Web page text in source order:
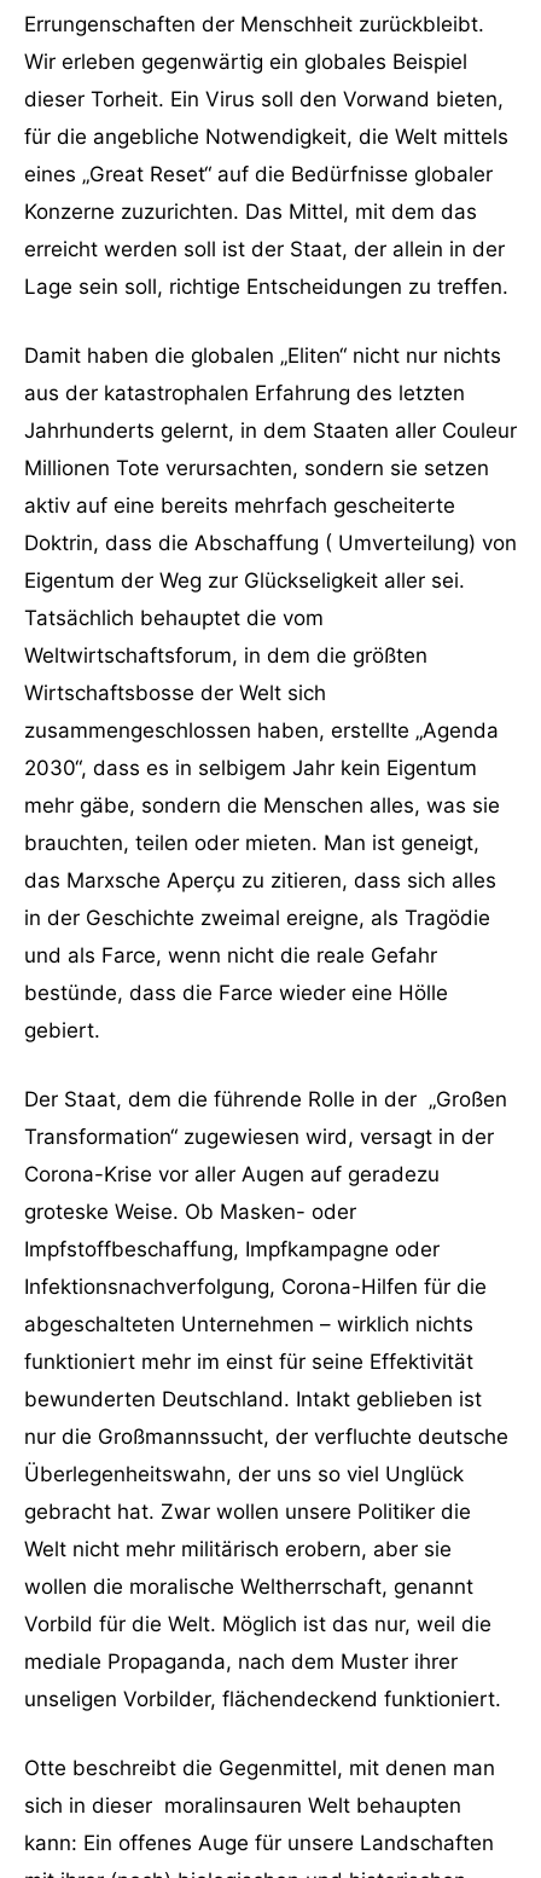
Errungenschaften der Menschheit zurückbleibt.
Wir erleben gegenwärtig ein globales Beispiel
dieser Torheit. Ein Virus soll den Vorwand bieten,
für die angebliche Notwendigkeit, die Welt mittels
eines „Great Reset“ auf die Bedürfnisse globaler
Konzerne zuzurichten. Das Mittel, mit dem das
erreicht werden soll ist der Staat, der allein in der
Lage sein soll, richtige Entscheidungen zu treffen.
Damit haben die globalen „Eliten“ nicht nur nichts
aus der katastrophalen Erfahrung des letzten
Jahrhunderts gelernt, in dem Staaten aller Couleur
Millionen Tote verursachten, sondern sie setzen
aktiv auf eine bereits mehrfach gescheiterte
Doktrin, dass die Abschaffung ( Umverteilung) von
Eigentum der Weg zur Glückseligkeit aller sei.
Tatsächlich behauptet die vom
Weltwirtschaftsforum, in dem die größten
Wirtschaftsbosse der Welt sich
zusammengeschlossen haben, erstellte „Agenda
2030“, dass es in selbigem Jahr kein Eigentum
mehr gäbe, sondern die Menschen alles, was sie
brauchten, teilen oder mieten. Man ist geneigt,
das Marxsche Aperçu zu zitieren, dass sich alles
in der Geschichte zweimal ereigne, als Tragödie
und als Farce, wenn nicht die reale Gefahr
bestünde, dass die Farce wieder eine Hölle
gebiert.
Der Staat, dem die führende Rolle in der „Großen
Transformation“ zugewiesen wird, versagt in der
Corona-Krise vor aller Augen auf geradezu
groteske Weise. Ob Masken- oder
Impfstoffbeschaffung, Impfkampagne oder
Infektionsnachverfolgung, Corona-Hilfen für die
abgeschalteten Unternehmen – wirklich nichts
funktioniert mehr im einst für seine Effektivität
bewunderten Deutschland. Intakt geblieben ist
nur die Großmannssucht, der verfluchte deutsche
Überlegenheitswahn, der uns so viel Unglück
gebracht hat. Zwar wollen unsere Politiker die
Welt nicht mehr militärisch erobern, aber sie
wollen die moralische Weltherrschaft, genannt
Vorbild für die Welt. Möglich ist das nur, weil die
mediale Propaganda, nach dem Muster ihrer
unseligen Vorbilder, flächendeckend funktioniert.
Otte beschreibt die Gegenmittel, mit denen man
sich in dieser moralinsauren Welt behaupten
kann: Ein offenes Auge für unsere Landschaften